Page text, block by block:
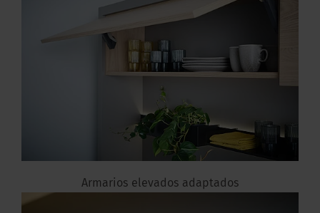
Armarios elevados adaptados